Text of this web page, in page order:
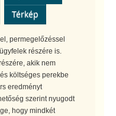
Térkép
permegelőzéssel
részére is.
akik nem
költséges perekbe
eredményt
szerint nyugodt
hogy mindkét